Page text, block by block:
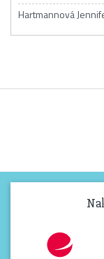
Hartmannová